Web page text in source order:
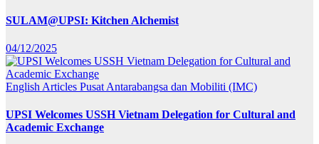
SULAM@UPSI: Kitchen Alchemist
04/12/2025
English Articles Pusat Antarabangsa dan Mobiliti (IMC)
UPSI Welcomes USSH Vietnam Delegation for Cultural and
Academic Exchange